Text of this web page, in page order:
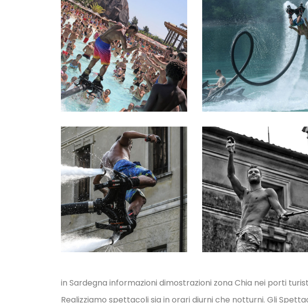
FLYBOARD
TANDEM
ATTRAZIONI
COMBINATE
NOLEGGIO
ATTREZZATUR
E
SPETTACOLI
DIURNI E
NOTTURNI
in Sardegna informazioni dimostrazioni zona Chia nei porti
Realizziamo spettacoli sia in orari diurni che notturni. Gli